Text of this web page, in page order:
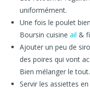
uniformément.
Une fois le poulet
Boursin cuisine ail &
Ajouter un peu de
des poires qui vont
Bien mélanger le tout.
Servir les assiettes